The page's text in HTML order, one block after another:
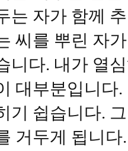
는 자가 함께
씨를 뿌린 자
니다. 내가 열
대부분입니다
기 쉽습니다.
거두게 됩니